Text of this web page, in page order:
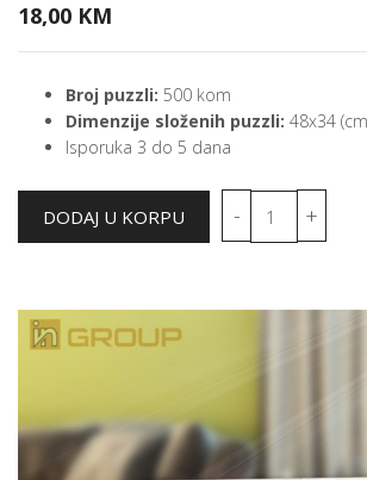
18,00 KM
Broj puzzli: 500 kom
Dimenzije složenih puzzli: 48x34
Isporuka 3 do 5 dana